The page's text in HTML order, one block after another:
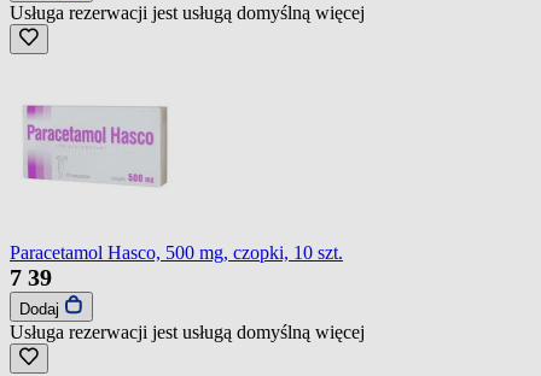
Usługa rezerwacji jest usługą domyślną więcej
Paracetamol Hasco, 500 mg, czopki, 10 szt.
7 39
Dodaj
Usługa rezerwacji jest usługą domyślną więcej